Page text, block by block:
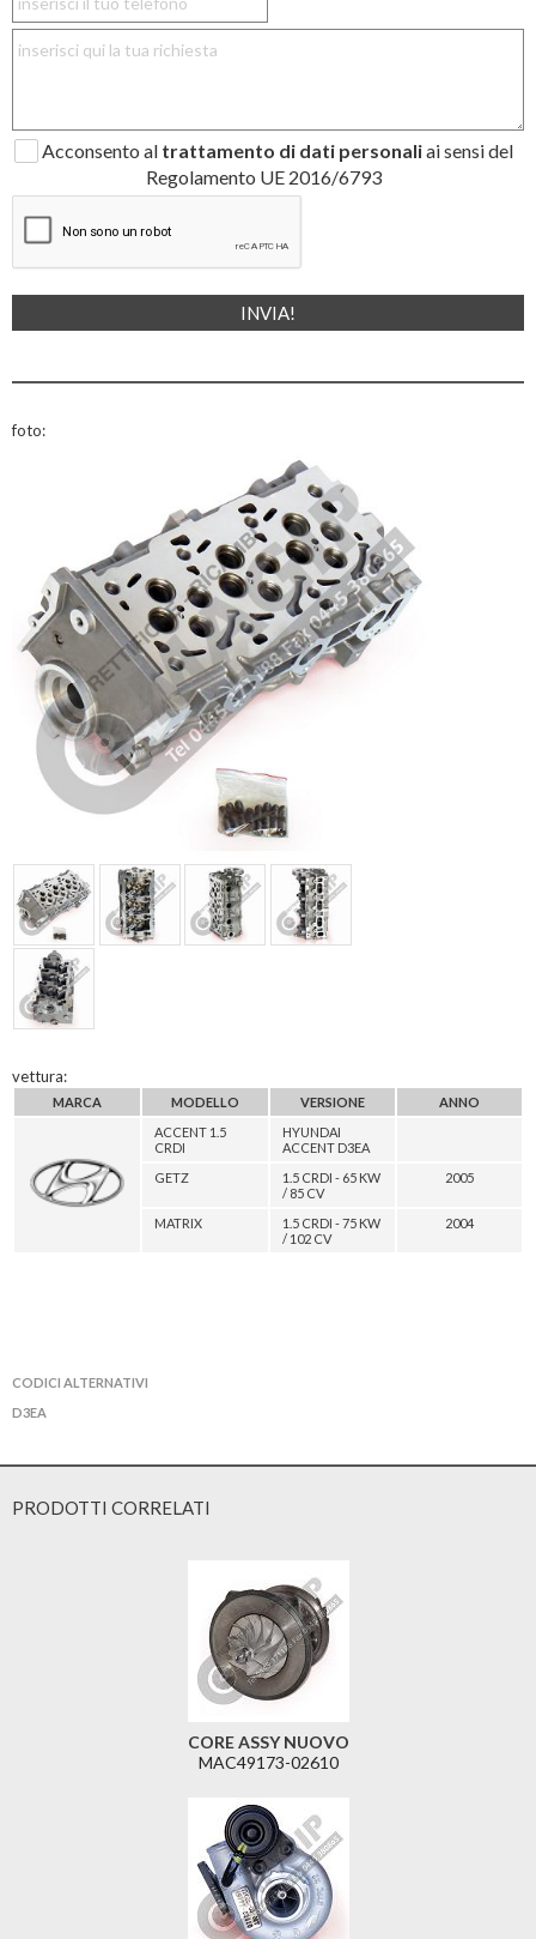
Acconsento al trattamento di dati personaliai sensi del
Regolamento UE 2016/6793
foto:
vettura:
MARCA MODELLO VERSIONE
ANNO
ACCENT 1.5
CRDI
HYUNDAI
ACCENT D3EA
GETZ
1.5 CRDI - 65 KW
/ 85 CV
2005
MATRIX
1.5 CRDI - 75 KW
/ 102 CV
2004
CODICI ALTERNATIVI
D3EA
PRODOTTI CORRELATI
CORE ASSY NUOVO
MAC49173-02610